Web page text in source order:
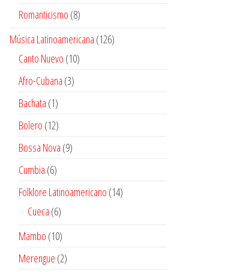
producto
Romanticismo 88
Música Latinoamericana 126126
Canto Nuevo 1010
Afro-Cubana 33
Bachata 11
producto
Bolero 1212
productos
Bossa Nova 99
Cumbia 66
productos
Folklore Latinoamericano 1414
Cueca 66
Mambo 1010
productos
Merengue 22